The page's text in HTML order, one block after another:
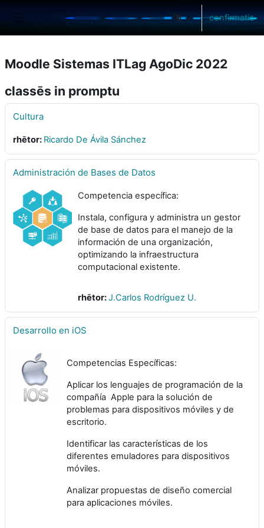
confirmatio
Moodle Sistemas ITLag AgoDic 2022
classēs in promptu
Cultura
rhētor: Ricardo De Ávila Sánchez
Administración de Bases de Datos
Competencia específica:
Instala, configura y administra un gestor
de base de datos para el manejo de la
información de una organización,
optimizando la infraestructura
computacional existente.
rhētor:J.Carlos Rodríguez U.
Desarrollo en iOS
Competencias Específicas:
Aplicar los lenguajes de programación de la
compañía Apple para la solución de
problemas para dispositivos móviles y de
escritorio.
Identificar las características de los
diferentes emuladores para dispositivos
móviles.
Analizar propuestas de diseño comercial
para aplicaciones móviles.